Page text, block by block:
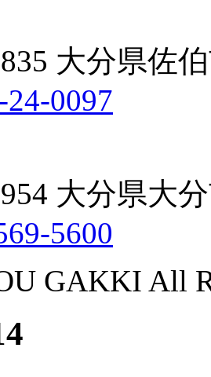
大分県佐
0097
大分県大
5600
GAKKI All